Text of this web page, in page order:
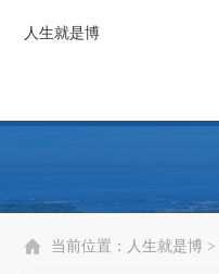
人生就是博
当前位置： 人生就是博 >